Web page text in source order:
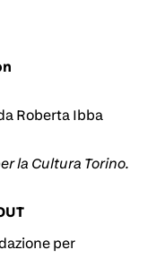
Roberta Ibba
la Cultura Torino.
per